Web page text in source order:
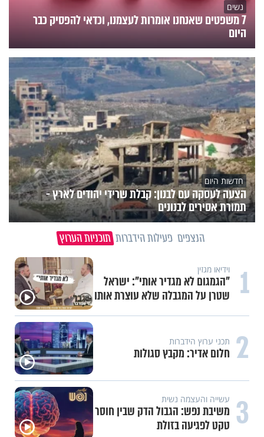
נשים
7 משפטים שאנחנו אומרות לעצמנו, וכדאי להפסיק כבר
היום
חדשות היום
הצעה לעסקה עם לבנון: קבלת שרידי יהודים לארץ -
תמורת אסירים לבנונים
הנצפים פעילות הידברות תוכניות הערוץ
1 וידיאו מגזין
"הגמגום לא מגדיר אותי": ישראל
שטרן על המגבלה שלא עוצרת אותו
2 תכני ערוץ הידברות
חלום אדיר: מקבץ סגולות
3 עשייה והעצמה נשית
משיבת נפש: הגבול הדק שבין חוסר
טקט לפגיעה בזולת